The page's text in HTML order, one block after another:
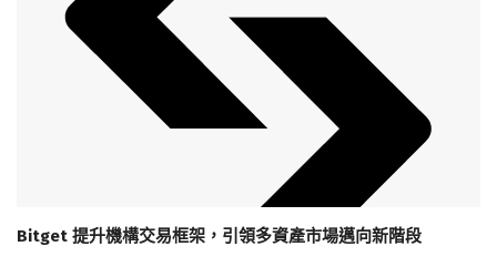
Bitget 提升機構交易框架，引領多資產市場邁向新階段